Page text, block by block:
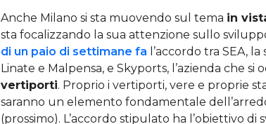
Anche Milano si sta muovendo sul tema in
sta focalizzando la sua attenzione sullo
di un paio di settimane fa l’accordo tra SEA,
Linate e Malpensa, e Skyports, l’azienda che si
vertiporti. Proprio i vertiporti, vere e proprie
saranno un elemento fondamentale
(prossimo). L’accordo stipulato ha l’obiettivo